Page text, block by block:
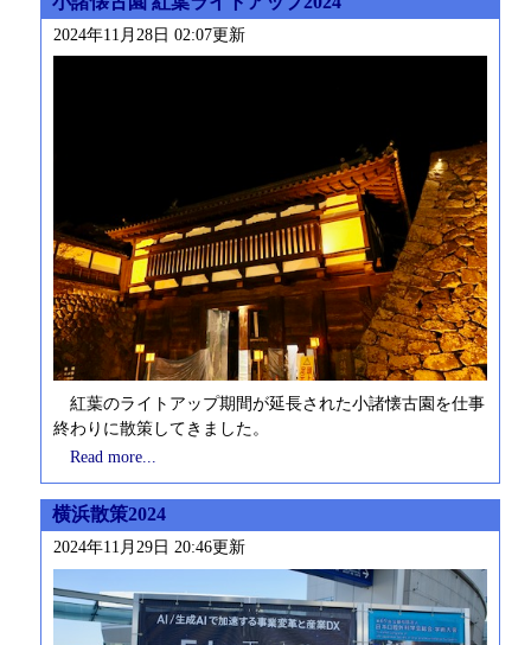
2024年11月28日 02:07更新
紅葉のライトアップ期間が延長された小諸懐古園を仕事
終わりに散策してきました。
Read more...
横浜散策2024
2024年11月29日 20:46更新